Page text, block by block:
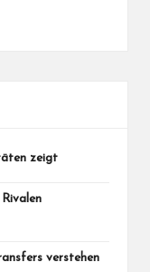
zeigt
verstehen